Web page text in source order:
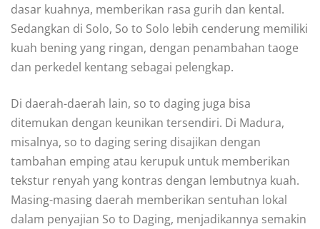
dasar kuahnya, memberikan rasa gurih dan kental.
Sedangkan di Solo, So to Solo lebih cenderung memiliki
kuah bening yang ringan, dengan penambahan taoge
dan perkedel kentang sebagai pelengkap.
Di daerah-daerah lain, so to daging juga bisa
ditemukan dengan keunikan tersendiri. Di Madura,
misalnya, so to daging sering disajikan dengan
tambahan emping atau kerupuk untuk memberikan
tekstur renyah yang kontras dengan lembutnya kuah.
Masing-masing daerah memberikan sentuhan lokal
dalam penyajian So to Daging, menjadikannya semakin